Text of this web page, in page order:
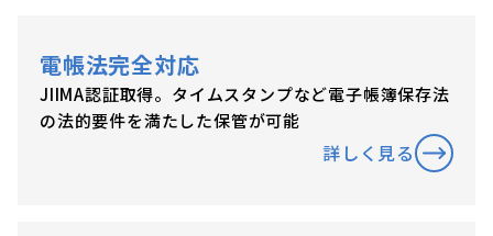
電帳法完全対応
JIIMA認証取得。タイムスタンプなど電子帳簿保存法
の法的要件を満たした保管が可能
詳しく見る